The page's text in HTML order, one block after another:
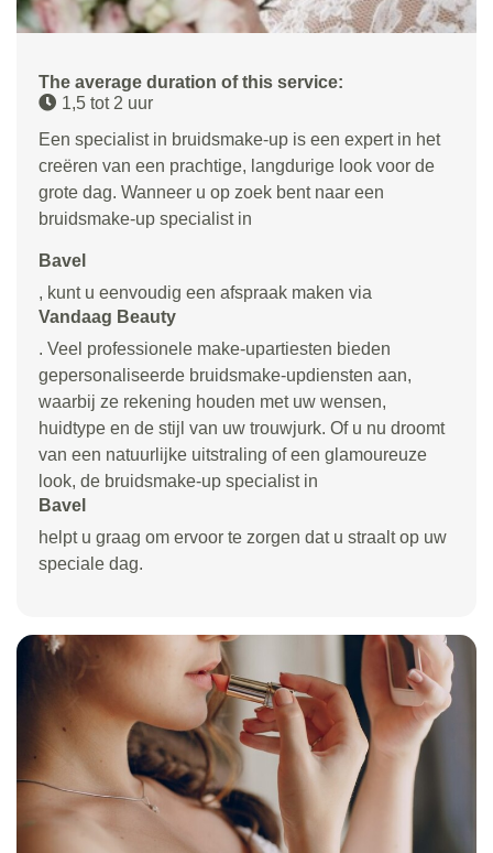
The average duration of this service:
1,5 tot 2 uur
Een specialist in bruidsmake-up is een expert in het
creëren van een prachtige, langdurige look voor de
grote dag. Wanneer u op zoek bent naar een
bruidsmake-up specialist in
Bavel
, kunt u eenvoudig een afspraak maken via
Vandaag Beauty
. Veel professionele make-upartiesten bieden
gepersonaliseerde bruidsmake-updiensten aan,
waarbij ze rekening houden met uw wensen,
huidtype en de stijl van uw trouwjurk. Of u nu droomt
van een natuurlijke uitstraling of een glamoureuze
look, de bruidsmake-up specialist in
Bavel
helpt u graag om ervoor te zorgen dat u straalt op uw
speciale dag.